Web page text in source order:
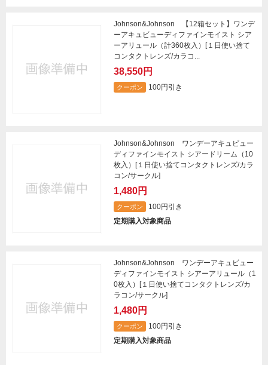
Johnson&Johnson 【12箱セット】ワンデ
ーアキュビューディファインモイスト シア
ーアリュール（計360枚入）[１日使い捨て
コンタクトレンズ/カラコ...
38,550円
クーポン 100円引き
Johnson&Johnson ワンデーアキュビュー
ディファインモイスト シアードリーム（10
枚入）[１日使い捨てコンタクトレンズ/カラ
コン/サークル]
1,480円
クーポン
100円引き
定期購入対象商品
Johnson&Johnson ワンデーアキュビュー
ディファインモイスト シアーアリュール（1
0枚入）[１日使い捨てコンタクトレンズ/カ
ラコン/サークル]
1,480円
クーポン
100円引き
定期購入対象商品